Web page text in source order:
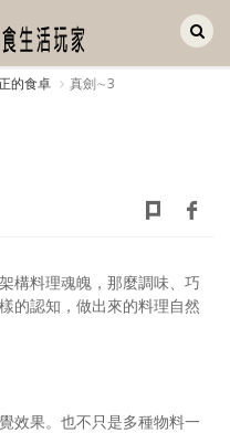
的食卓 真劍∼3
構料理魂魄，那麼調味、巧
的認知，做出來的料理自然
效果。也不只是多種物料一